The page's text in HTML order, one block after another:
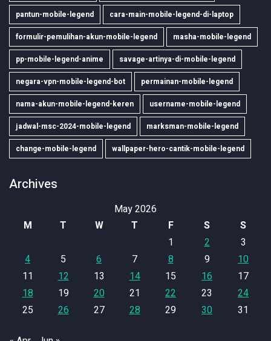
pantun-mobile-legend cara-main-mobile-legend-di-laptop
formulir-pemulihan-akun-mobile-legend masha-mobile-legend
pp-mobile-legend-anime savage-artinya-di-mobile-legend
negara-vpn-mobile-legend-bot permainan-mobile-legend
nama-akun-mobile-legend-keren username-mobile-legend
jadwal-msc-2024-mobile-legend marksman-mobile-legend
change-mobile-legend wallpaper-hero-cantik-mobile-legend
Archives
May 2026
M
T W T F S
S
1
2
3
4
5 6 7 8 9
10
11
12 13 14 15 16
17
18
19 20 21 22 23
24
25
26 27 28 29 30 31